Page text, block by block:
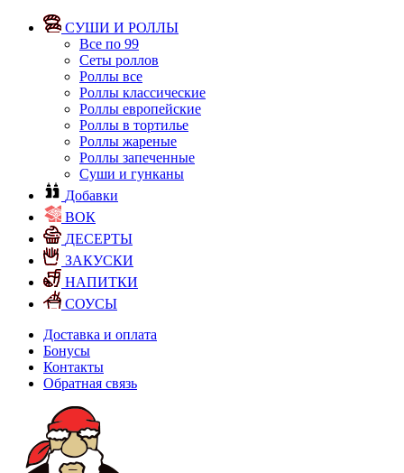
СУШИ И РОЛЛЫ
Все по 99
Сеты роллов
Роллы все
Роллы классические
Роллы европейские
Роллы в тортилье
Роллы жареные
Роллы запеченные
Суши и гунканы
Добавки
ВОК
ДЕСЕРТЫ
ЗАКУСКИ
НАПИТКИ
СОУСЫ
Доставка и оплата
Бонусы
Контакты
Обратная связь